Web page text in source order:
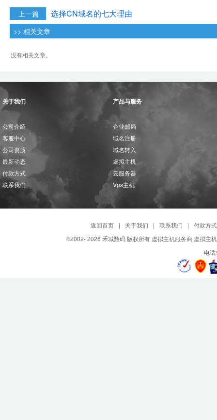
上一篇 选择CN域名的七大理由
>> 相关文章
没有相关文章。
关于我们
公司介绍
客服中心
公司资质
最新动态
付款方式
联系我们
产品与服务
企业邮局
域名注册
域名转入
虚拟主机
云服务器
Vps主机
返回首页 | 关于我们 | 联系我们 |
付款方式
©2002-2026 禾城数码 版权所有 虚拟主机服务商|虚拟主
电